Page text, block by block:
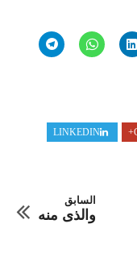
LINKEDIN
السابق
والذى منه